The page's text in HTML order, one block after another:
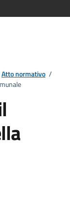
Atto normativo /